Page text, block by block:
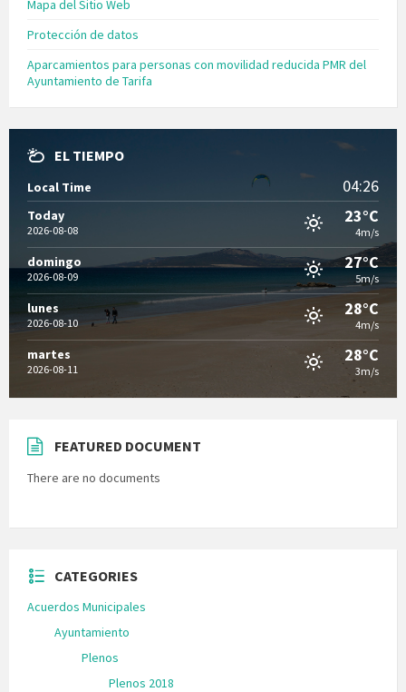
Mapa del Sitio Web
Protección de datos
Aparcamientos para personas con movilidad reducida PMR del
Ayuntamiento de Tarifa
EL TIEMPO
Local Time 04:26
Today
2026-08-08
23°C
4m/s
domingo
2026-08-09
27°C
5m/s
lunes
2026-08-10
28°C
4m/s
martes
2026-08-11
28°C
3m/s
FEATURED DOCUMENT
There are no documents
CATEGORIES
Acuerdos Municipales
Ayuntamiento
Plenos
Plenos 2018